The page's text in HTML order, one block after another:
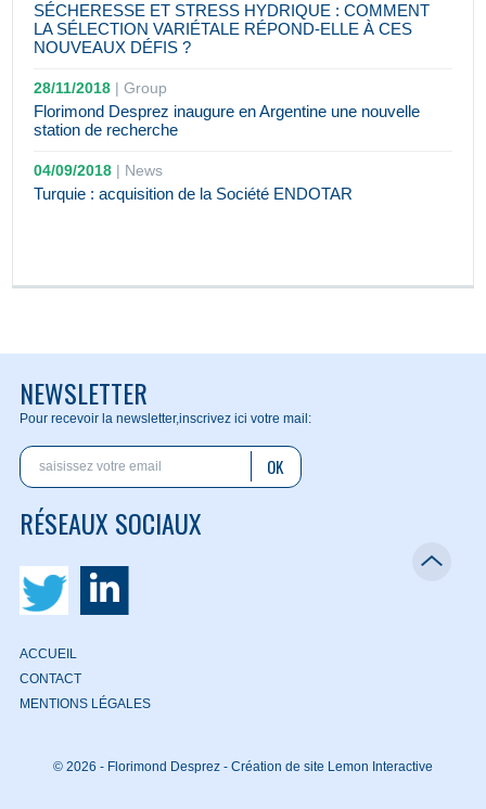
SÉCHERESSE ET STRESS HYDRIQUE : COMMENT
LA SÉLECTION VARIÉTALE RÉPOND-ELLE À CES
NOUVEAUX DÉFIS ?
28/11/2018 |Group
Florimond Desprez inaugure en Argentine une nouvelle
station de recherche
04/09/2018 | News
Turquie : acquisition de la Société ENDOTAR
NEWSLETTER
Pour recevoir la newsletter,inscrivez ici votre mail:
OK
RÉSEAUX SOCIAUX
ACCUEIL
CONTACT
MENTIONS LÉGALES
© 2026 - Florimond Desprez - Création de site Lemon Interactive